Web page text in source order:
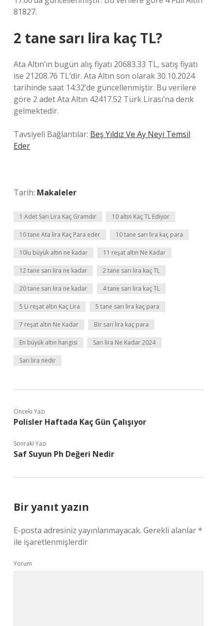
81827.
2 tane sarı lira kaç TL?
Ata Altın’ın bugün alış fiyatı 20683.33 TL, satış fiyatı
ise 21208.76 TL’dir. Ata Altın son olarak 30.10.2024
tarihinde saat 14:32’de güncellenmiştir. Bu verilere
göre 2 adet Ata Altın 42417.52 Türk Lirası’na denk
gelmektedir.
Tavsiyeli Bağlantılar: Beş Yıldız Ve Ay Neyi Temsil
Eder
Tarih: Makaleler
1 Adet Sarı Lira Kaç Gramdır 10 altın Kaç TL Ediyor
10 tane Ata lira Kaç Para eder 10 tane sarı lira kaç para
10lu büyük altın ne kadar 11 reşat altın Ne Kadar
12 tane sarı lira ne kadar 2 tane sarı lira kaç TL
20 tane sarı lira ne kadar 4 tane sarı lira kaç TL
5 Li reşat altın Kaç Lira 5 tane sarı lira kaç para
7 reşat altın Ne Kadar Bir sarı lira kaç para
En büyük altın hangisi Sarı lira Ne Kadar 2024
Sarı lira nedir
Önceki Yazı
Polisler Haftada Kaç Gün Çalışıyor
Sonraki Yazı
Saf Suyun Ph Değeri Nedir
Bir yanıt yazın
E-posta adresiniz yayınlanmayacak. Gerekli alanlar*
ile işaretlenmişlerdir
Yorum